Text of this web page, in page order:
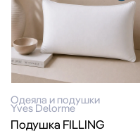
Одеяла и подушки
Yves Delorme
Подушка FILLING